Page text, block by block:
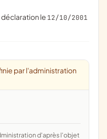
le 12/10/2001
par l'administration